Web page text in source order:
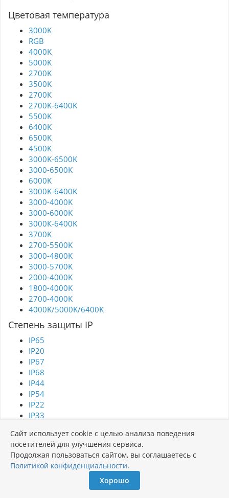
Цветовая температура
3000K
RGB
4000K
5000K
2700K
3500K
2700К
2700K-6400K
5500K
6400K
6500K
4500K
3000K-6500K
3000-6500K
6000K
3000K-6400K
3000-4000K
3000-6000K
3000К-6400K
3700K
2700-5500K
3000-4800K
3000-5700K
2000-4000K
1800-4000K
2700-4000K
4000K/5000K/6400K
Степень защиты IP
IP65
IP20
IP67
IP68
IP44
IP54
IP22
IP33
IP42
IP64
IP53
IP66
Сайт использует cookie с целью анализа поведения
посетителей для улучшения сервиса.
Продолжая пользоваться сайтом, вы соглашаетесь с
Политикой конфиденциальности.
Хорошо